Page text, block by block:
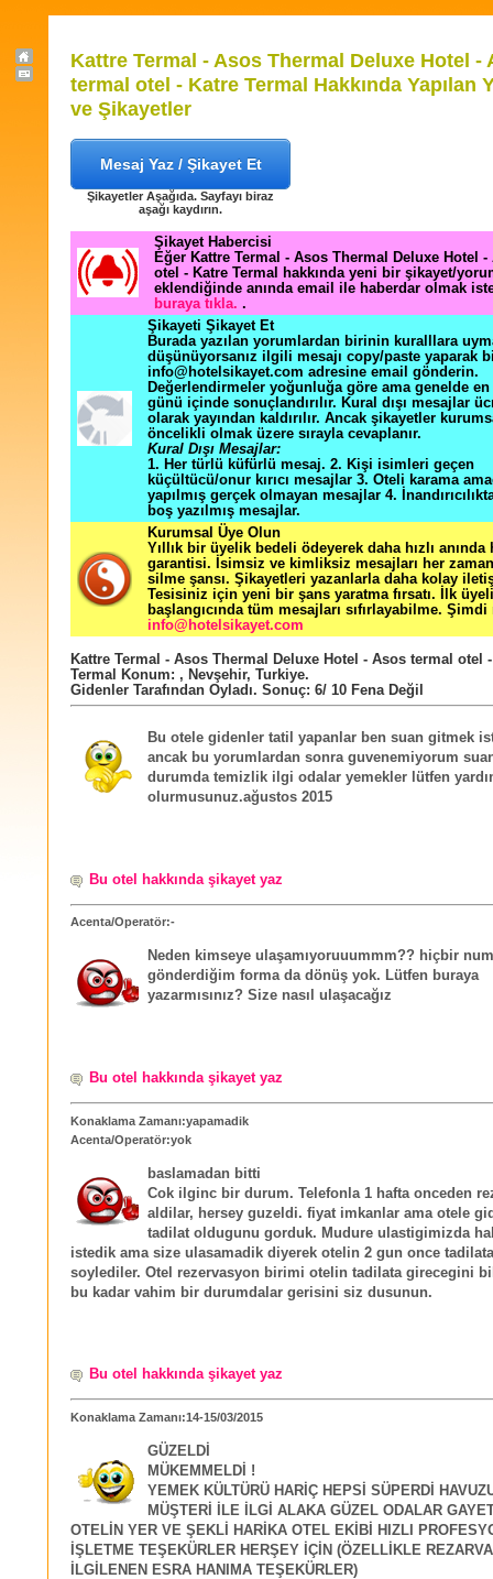
Kattre Termal - Asos Thermal Deluxe Hotel -
termal otel - Katre Termal Hakkında Yapılan
ve Şikayetler
Mesaj Yaz / Şikayet Et
Şikayetler Aşağıda. Sayfayı biraz
aşağı kaydırın.
Şikayet Habercisi
Eğer Kattre Termal - Asos Thermal Deluxe Hotel
otel - Katre Termal hakkında yeni bir şikayet/
eklendiğinde anında email ile haberdar olmak
buraya tıkla. .
Şikayeti Şikayet Et
Burada yazılan yorumlardan birinin kuralllara
düşünüyorsanız ilgili mesajı copy/paste yaparak
info@hotelsikayet.com adresine email gönderin.
Değerlendirmeler yoğunluğa göre ama genelde
günü içinde sonuçlandırılır. Kural dışı mesajlar
olarak yayından kaldırılır. Ancak şikayetler
öncelikli olmak üzere sırayla cevaplanır.
Kural Dışı Mesajlar:
1. Her türlü küfürlü mesaj. 2. Kişi isimleri geçen
küçültücü/onur kırıcı mesajlar 3. Oteli karama
yapılmış gerçek olmayan mesajlar 4.
boş yazılmış mesajlar.
Kurumsal Üye Olun
Yıllık bir üyelik bedeli ödeyerek daha hızlı
garantisi. İsimsiz ve kimliksiz mesajları her zaman
silme şansı. Şikayetleri yazanlarla daha kolay
Tesisiniz için yeni bir şans yaratma fırsatı. İlk
başlangıcında tüm mesajları sıfırlayabilme. Şimdi
info@hotelsikayet.com
Kattre Termal - Asos Thermal Deluxe Hotel - Asos termal otel
Termal
Konum: , Nevşehir, Turkiye.
Gidenler Tarafından Oyladı. Sonuç: 6/ 10 Fena Değil
Bu otele gidenler tatil yapanlar ben suan gitmek
ancak bu yorumlardan sonra guvenemiyorum
durumda temizlik ilgi odalar yemekler lütfen
olurmusunuz.ağustos 2015
Bu otel hakkında şikayet yaz
Acenta/Operatör:-
Neden kimseye ulaşamıyoruuummm?? hiçbir
gönderdiğim forma da dönüş yok. Lütfen buraya
yazarmısınız? Size nasıl ulaşacağız
Bu otel hakkında şikayet yaz
Konaklama Zamanı:yapamadik
Acenta/Operatör:yok
baslamadan bitti
Cok ilginc bir durum. Telefonla 1 hafta onceden
aldilar, hersey guzeldi. fiyat imkanlar ama otele
tadilat oldugunu gorduk. Mudure ulastigimizda
istedik ama size ulasamadik diyerek otelin 2 gun once
soylediler. Otel rezervasyon birimi otelin tadilata girecegini
bu kadar vahim bir durumdalar gerisini siz dusunun.
Bu otel hakkında şikayet yaz
Konaklama Zamanı:14-15/03/2015
GÜZELDİ
MÜKEMMELDİ !
YEMEK KÜLTÜRÜ HARİÇ HEPSİ SÜPERDİ
MÜŞTERİ İLE İLGİ ALAKA GÜZEL ODALAR
OTELİN YER VE ŞEKLİ HARİKA OTEL EKİBİ HIZLI
İŞLETME TEŞEKÜRLER HERŞEY İÇİN (ÖZELLİKLE
İLGİLENEN ESRA HANIMA TEŞEKÜRLER)